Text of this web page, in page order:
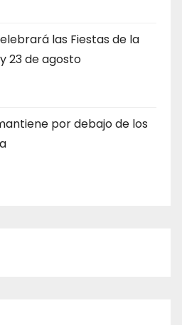
las Fiestas de la
23 de agosto
por debajo de los